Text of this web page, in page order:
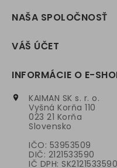
NAŠA SPOLOČNOSŤ
VÁŠ ÚČET
INFORMÁCIE O E-

KAIMAN SK s. r. o.
Vyšná Korňa 110
023 21 Korňa
Slovensko
IČO: 53953509
DIČ: 2121533590
IČ DPH: SK2121533590